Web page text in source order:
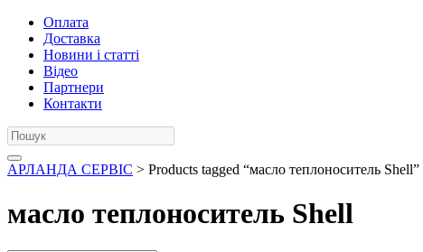
Оплата
Доставка
Новини і статті
Відео
Партнери
Контакти
АРЛАНДА СЕРВІС > Products tagged “масло теплоноситель Shell”
масло теплоноситель Shell